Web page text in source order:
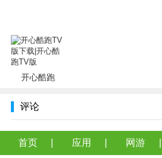
开心酷跑
评论
首页 应用 网游